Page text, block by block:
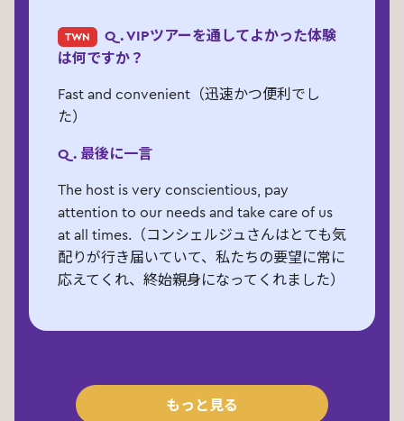
TWN
Q. VIPツアーを通してよかった体験
は何ですか？
Fast and convenient（迅速かつ便利でし
た）
Q. 最後に一言
The host is very conscientious, pay
attention to our needs and take care of us
at all times.（コンシェルジュさんはとても気
配りが行き届いていて、私たちの要望に常に
応えてくれ、終始親身になってくれました）
もっと見る